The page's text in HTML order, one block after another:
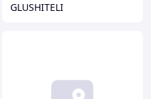
GLUSHITELI